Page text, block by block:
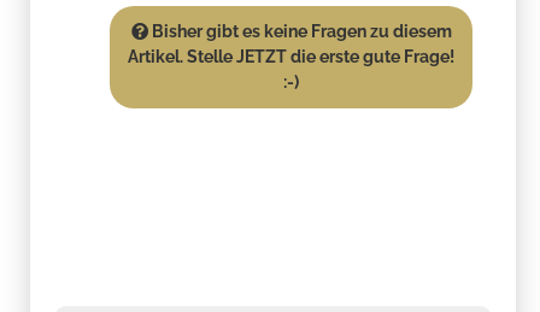
Bisher gibt es keine Fragen zu diesem
Artikel. Stelle JETZT die erste gute Frage!
:-)